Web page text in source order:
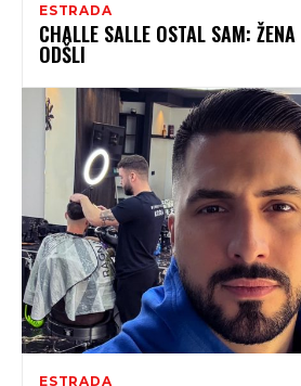
ESTRADA
CHALLE SALLE OSTAL SAM:
ODŠLI
ESTRADA